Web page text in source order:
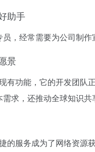
助手
，经常需要为公司制
景
有功能，它的开发团队
求，还推动全球知识共
的服务成为了网络资源